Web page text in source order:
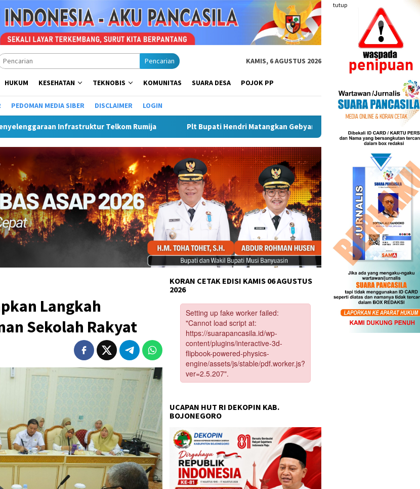
tutup
Pencarian KAMIS, 6 AGUSTUS 2026
HUKUM KESEHATAN TEKNOBIS KOMUNITAS SUARA DESA POJOK PP
PEDOMAN MEDIA SIBER DISCLAIMER LOGIN
Telkom Rumija Plt Bupati Hendri Matangkan Gebyar Semarak Merah Putih, Siapkan Event Besar Dongkrak
Langkah
Sekolah Rakyat
KORAN CETAK EDISI KAMIS 06 AGUSTUS
2026
UCAPAN HUT RI DEKOPIN KAB.
BOJONEGORO